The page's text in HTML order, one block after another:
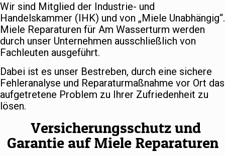
Wir sind Mitglied der Industrie- und
Handelskammer (IHK) und von „Miele Unabhängig“.
Miele Reparaturen für Am Wasserturm werden
durch unser Unternehmen ausschließlich von
Fachleuten ausgeführt.
Dabei ist es unser Bestreben, durch eine sichere
Fehleranalyse und Reparaturmaßnahme vor Ort das
aufgetretene Problem zu Ihrer Zufriedenheit zu
lösen.
Versicherungsschutz und
Garantie auf Miele Reparaturen